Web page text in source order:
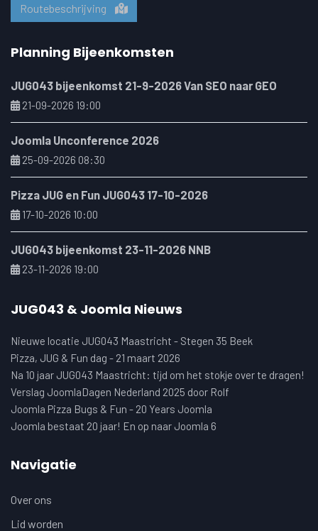
Routebeschrijving
Planning Bijeenkomsten
JUG043 bijeenkomst 21-9-2026 Van SEO naar GEO
21-09-2026 19:00
Joomla Unconference 2026
25-09-2026 08:30
Pizza JUG en Fun JUG043 17-10-2026
17-10-2026 10:00
JUG043 bijeenkomst 23-11-2026 NNB
23-11-2026 19:00
JUG043 & Joomla Nieuws
Nieuwe locatie JUG043 Maastricht - Stegen 35 Beek
Pizza, JUG & Fun dag - 21 maart 2026
Na 10 jaar JUG043 Maastricht: tijd om het stokje over te dragen!
Verslag JoomlaDagen Nederland 2025 door Rolf
Joomla Pizza Bugs & Fun - 20 Years Joomla
Joomla bestaat 20 jaar! En op naar Joomla 6
Navigatie
Over ons
Lid worden